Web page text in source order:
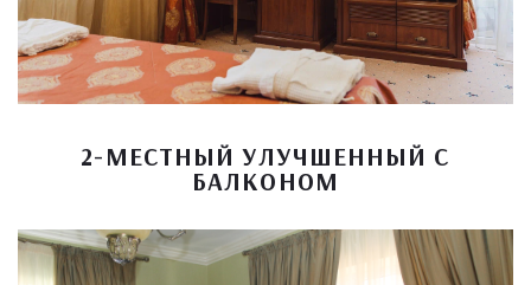
2-МЕСТНЫЙ УЛУЧШЕННЫЙ С
БАЛКОНОМ